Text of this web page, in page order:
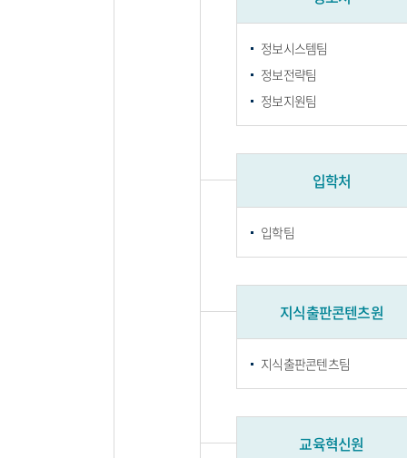
정보시스템팀
정보전략팀
정보지원팀
입학처
입학팀
지식출판콘텐츠원
지식출판콘텐츠팀
교육혁신원